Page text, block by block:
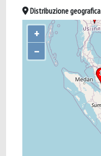
Distribuzione geografica
+
–